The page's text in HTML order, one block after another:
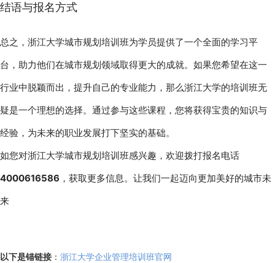
结语与报名方式
总之，浙江大学城市规划培训班为学员提供了一个全面的学习平
台，助力他们在城市规划领域取得更大的成就。如果您希望在这一
行业中脱颖而出，提升自己的专业能力，那么浙江大学的培训班无
疑是一个理想的选择。通过参与这些课程，您将获得宝贵的知识与
经验，为未来的职业发展打下坚实的基础。
4000616586 ，获取更多信息。让我们一起迈向更加美好的城市未
来
以下是锚链接 ： 浙江大学企业管理培训班官网